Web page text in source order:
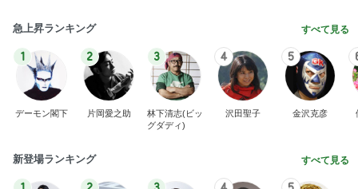
急上昇ランキング すべて見る
1
デーモン閣下
2
片岡愛之助
3
林下清志(ビッ
グダディ)
4
沢田聖子
5
金沢克彦
新登場ランキング すべて見る